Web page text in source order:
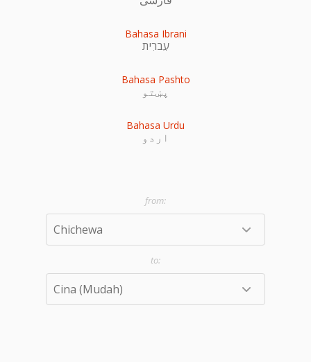
Bahasa Ibrani
עִברִית
Bahasa Pashto
پښتو
Bahasa Urdu
اردو